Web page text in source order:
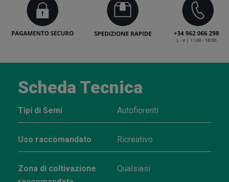
Scheda Tecnica
Tipi di Semi Autofiorenti
Uso raccomandato Ricreativo
Zona di coltivazione
Qualsiasi